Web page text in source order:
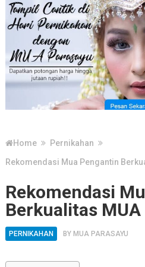
Home
Pernikahan
Rekomendasi Mua Pengantin
Rekomendasi
Berkualitas MUA
PERNIKAHAN BY MUA PARASAYU